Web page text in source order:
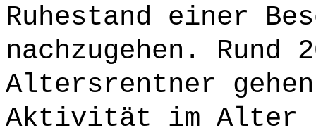
Ruhestand einer
nachzugehen. Rund
Altersrentner
Aktivität im Alter